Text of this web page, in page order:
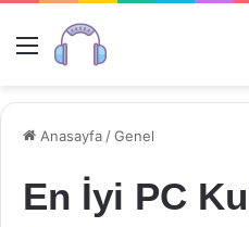
Menü
Anasayfa /Genel
En İyi PC